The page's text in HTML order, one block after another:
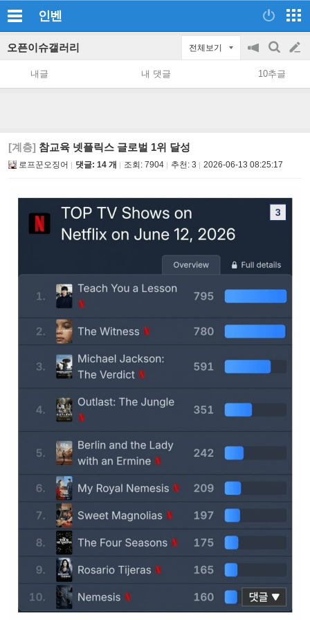
인벤
오픈이슈갤러리 전체보기
공
지
on/off
검
색
글
쓰
내글 내 댓글 10추글
[계층] 참교육 넷플릭스 글로벌 1위 달성
로프꾼오징어 댓글: 14 개 조회: 7904 추천: 3 2026-06-13 08:25:17